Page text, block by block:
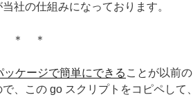
社の仕組みになっております。
＊ ＊
ケージで簡単にできる ことが以前の
、この go スクリプトをコピペして、